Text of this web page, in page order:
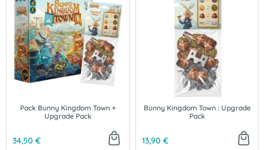
NOUVEAU NOUVEAU
Pack Bunny Kingdom Town +
Upgrade Pack
34,50 €
Bunny Kingdom Town : Upgrade
Pack
13,90 €